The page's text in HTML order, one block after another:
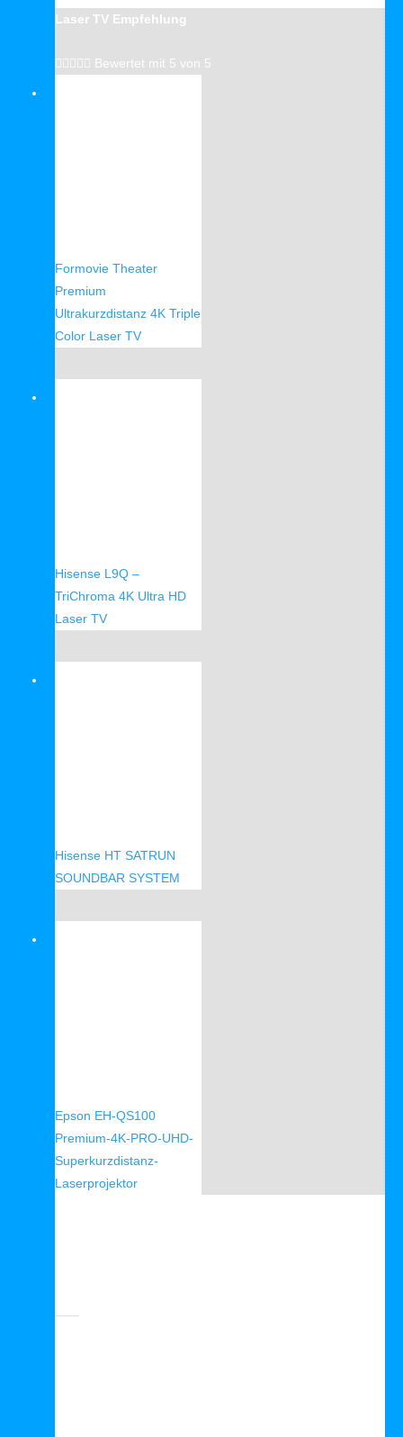
Laser TV Empfehlung
     Bewertet mit 5 von 5
Formovie Theater
Premium
Ultrakurzdistanz 4K Triple
Color Laser TV
Hisense L9Q –
TriChroma 4K Ultra HD
Laser TV
Hisense HT SATRUN
SOUNDBAR SYSTEM
Epson EH-QS100
Premium-4K-PRO-UHD-
Superkurzdistanz-
Laserprojektor